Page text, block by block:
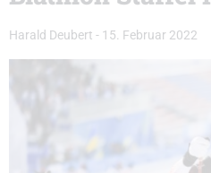
Harald Deubert - 15. Februar 2022